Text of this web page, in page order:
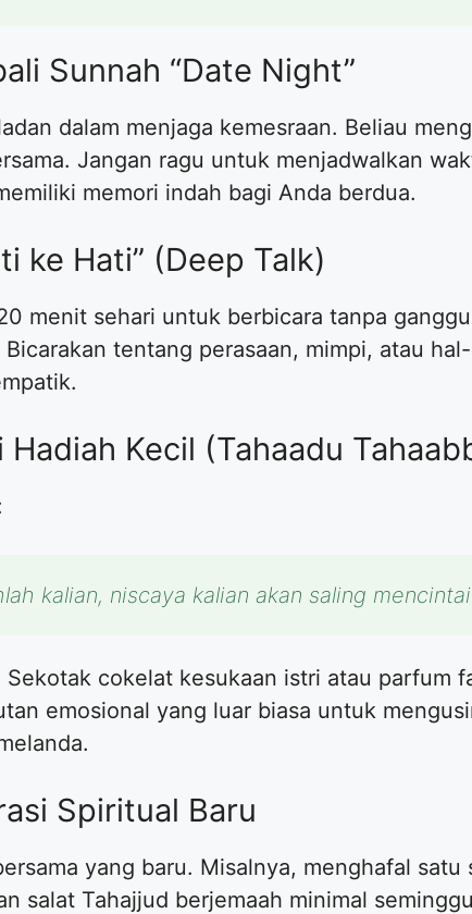
Sunnah “Date Night”
dalam menjaga kemesraan. Beliau
Jangan ragu untuk menjadwalkan
memori indah bagi Anda berdua.
ke Hati” (Deep Talk)
menit sehari untuk berbicara tanpa
tentang perasaan, mimpi, atau
Kecil (Tahaadu
kalian, niscaya kalian akan saling
Sekotak cokelat kesukaan istri atau parfum
emosional yang luar biasa untuk
Spiritual Baru
yang baru. Misalnya, menghafal
salat Tahajjud berjemaah minimal